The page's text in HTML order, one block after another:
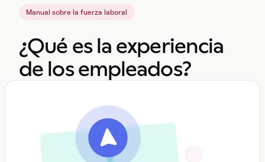
Manual sobre la fuerza laboral
¿Qué es la experiencia
de los empleados?